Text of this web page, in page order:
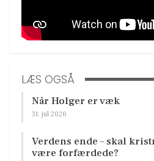
LÆS OGSÅ
Når Holger er væk
31. jul 2026
Verdens ende – skal
være forfærdede?